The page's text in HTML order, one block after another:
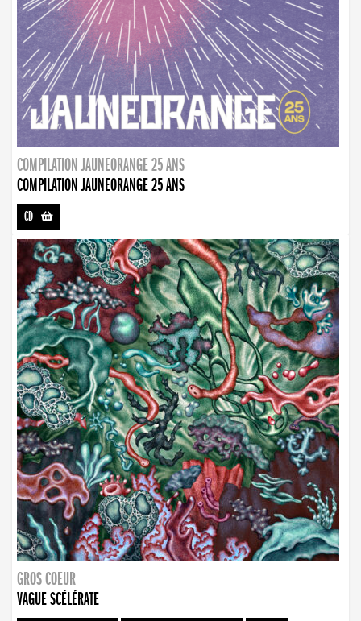
COMPILATION JAUNEORANGE 25 ANS
COMPILATION JAUNEORANGE 25 ANS
CD-
GROS COEUR
VAGUE SCÉLÉRATE